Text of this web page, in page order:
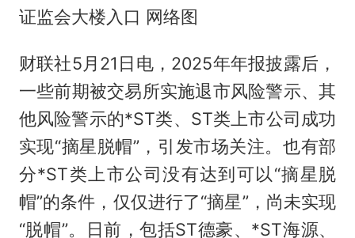
证监会大楼入口 网络图
财联社5月21日电，2025年年报披露后，
一些前期被交易所实施退市风险警示、其
他风险警示的*ST类、ST类上市公司成功
实现“摘星脱帽”，引发市场关注。也有部
分*ST类上市公司没有达到可以“摘星脱
帽”的条件，仅仅进行了“摘星”，尚未实现
“脱帽”。日前，包括ST德豪、*ST海源、